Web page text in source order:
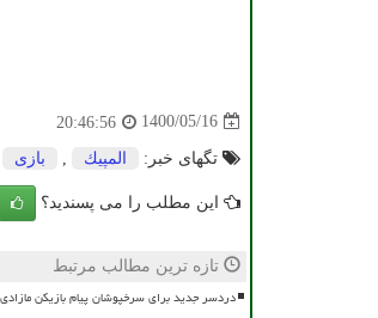
1400/05/16
20:46:56
تگهای خبر: المپیك بازی
این مطلب را می پسندید؟
تازه ترین مطالب مرتبط
دردسر جدید برای سرخپوشان پیام بازیکن